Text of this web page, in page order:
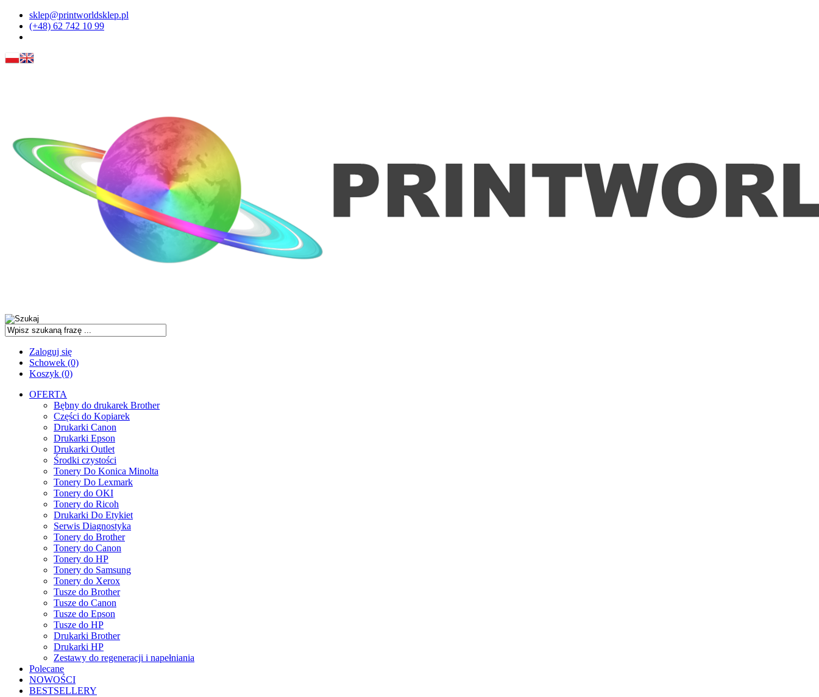
sklep@printworldsklep.pl
(+48) 62 742 10 99
Zaloguj się
Schowek (0)
Koszyk (0)
OFERTA
Bębny do drukarek Brother
Części do Kopiarek
Drukarki Canon
Drukarki Epson
Drukarki Outlet
Środki czystości
Tonery Do Konica Minolta
Tonery Do Lexmark
Tonery do OKI
Tonery do Ricoh
Drukarki Do Etykiet
Serwis Diagnostyka
Tonery do Brother
Tonery do Canon
Tonery do HP
Tonery do Samsung
Tonery do Xerox
Tusze do Brother
Tusze do Canon
Tusze do Epson
Tusze do HP
Drukarki Brother
Drukarki HP
Zestawy do regeneracji i napełniania
Polecane
NOWOŚCI
BESTSELLERY